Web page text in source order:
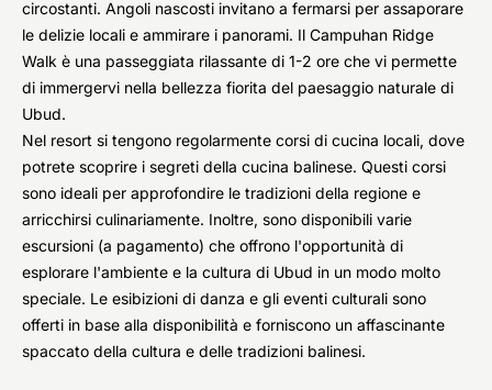
circostanti. Angoli nascosti invitano a fermarsi per assaporare
le delizie locali e ammirare i panorami. Il Campuhan Ridge
Walk è una passeggiata rilassante di 1-2 ore che vi permette
di immergervi nella bellezza fiorita del paesaggio naturale di
Ubud.
Nel resort si tengono regolarmente corsi di cucina locali, dove
potrete scoprire i segreti della cucina balinese. Questi corsi
sono ideali per approfondire le tradizioni della regione e
arricchirsi culinariamente. Inoltre, sono disponibili varie
escursioni (a pagamento) che offrono l'opportunità di
esplorare l'ambiente e la cultura di Ubud in un modo molto
speciale. Le esibizioni di danza e gli eventi culturali sono
offerti in base alla disponibilità e forniscono un affascinante
spaccato della cultura e delle tradizioni balinesi.